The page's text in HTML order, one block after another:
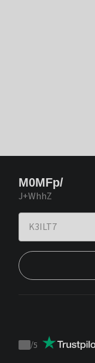
M0MFp/
J+WhhZ
/5